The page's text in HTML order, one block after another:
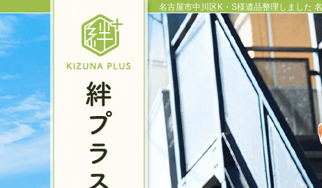
名古屋市中川区K・S様遺品整理しました